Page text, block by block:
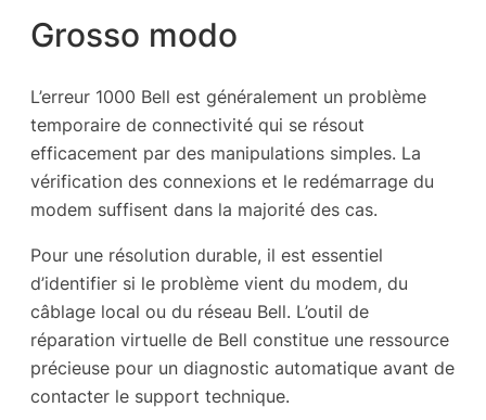
Grosso modo
L’erreur 1000 Bell est généralement un problème
temporaire de connectivité qui se résout
efficacement par des manipulations simples. La
vérification des connexions et le redémarrage du
modem suffisent dans la majorité des cas.
Pour une résolution durable, il est essentiel
d’identifier si le problème vient du modem, du
câblage local ou du réseau Bell. L’outil de
réparation virtuelle de Bell constitue une ressource
précieuse pour un diagnostic automatique avant de
contacter le support technique.